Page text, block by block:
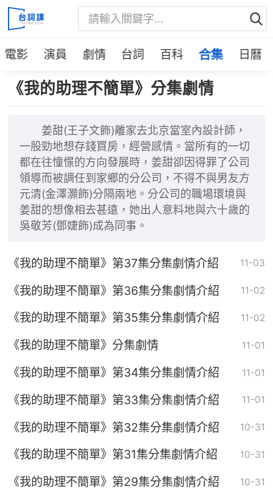
電影 演員 劇情 台詞 百科 合集 日曆
《我的助理不簡單》分集劇情
姜甜(王子文飾)離家去北京當室內設計師，
一股勁地想存錢買房，經營感情。當所有的一切
都在往憧憬的方向發展時，姜甜卻因得罪了公司
領導而被調任到家鄉的分公司，不得不與男友方
元清(金澤灝飾)分隔兩地。分公司的職場環境與
姜甜的想像相去甚遠，她出人意料地與六十歲的
吳敬芳(鄧婕飾)成為同事。
《我的助理不簡單》第37集分集劇情介紹 11-03
《我的助理不簡單》第36集分集劇情介紹 11-02
《我的助理不簡單》第35集分集劇情介紹 11-02
《我的助理不簡單》分集劇情 11-01
《我的助理不簡單》第34集分集劇情介紹 11-01
《我的助理不簡單》第33集分集劇情介紹 11-01
《我的助理不簡單》第32集分集劇情介紹 10-31
《我的助理不簡單》第31集分集劇情介紹 10-31
《我的助理不簡單》第29集分集劇情介紹 10-31